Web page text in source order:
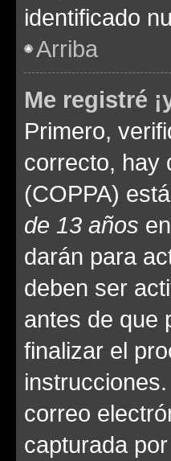
identificado
Arriba
Me registré
Primero,
correcto, hay
(COPPA)
de 13 años
darán para
deben ser
antes de que
finalizar el
correo
capturada